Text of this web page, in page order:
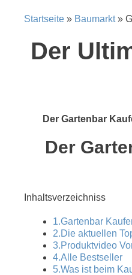
Startseite » Baumarkt»
Der
Der Gartenbar
Der
Inhaltsverzeichniss
1.Gartenbar
2.Die aktuellen
3.Produktvideo
4.Alle Bestseller
5.Was ist beim